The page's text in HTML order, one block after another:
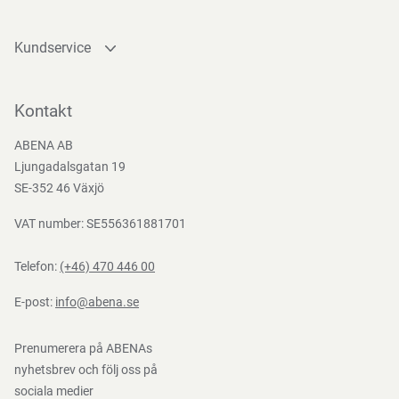
Kundservice
Bli kund
Nedladdningar
Kontakt
ABENA AB
Ljungadalsgatan 19
SE-352 46 Växjö
VAT number: SE556361881701
Telefon: (+46) 470 446 00
E-post: info@abena.se
Prenumerera på ABENAs
nyhetsbrev och följ oss på
sociala medier